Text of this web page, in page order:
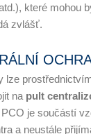
které mohou
zvlášť.
lze
na pult
PCO je součástí
a neustále